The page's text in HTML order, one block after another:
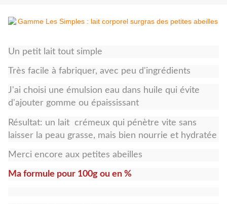
Un petit lait tout simple
Très facile à fabriquer, avec peu d'ingrédients
J'ai choisi une émulsion eau dans huile qui évite
d'ajouter gomme ou épaississant
Résultat: un lait crémeux qui pénètre vite sans
laisser la peau grasse, mais bien nourrie et hydratée
Merci encore aux petites abeilles
Ma formule pour 100g ou en %